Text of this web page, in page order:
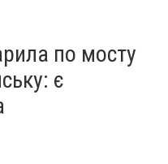
по мосту
є